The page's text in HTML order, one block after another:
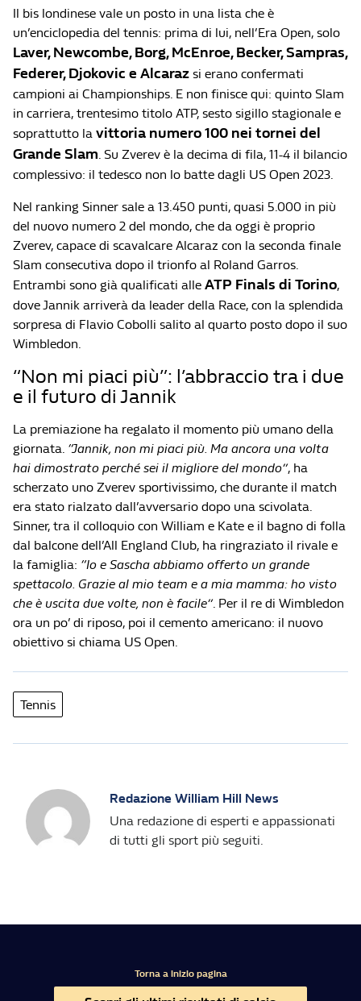
Il bis londinese vale un posto in una lista che è
un’enciclopedia del tennis: prima di lui, nell’Era Open, solo
Laver, Newcombe, Borg, McEnroe, Becker, Sampras,
Federer, Djokovic e Alcaraz si erano confermati
campioni ai Championships. E non finisce qui: quinto Slam
in carriera, trentesimo titolo ATP, sesto sigillo stagionale e
soprattutto la vittoria numero 100 nei tornei del
Grande Slam. Su Zverev è la decima di fila, 11-4 il bilancio
complessivo: il tedesco non lo batte dagli US Open 2023.
Nel ranking Sinner sale a 13.450 punti, quasi 5.000 in più
del nuovo numero 2 del mondo, che da oggi è proprio
Zverev, capace di scavalcare Alcaraz con la seconda finale
Slam consecutiva dopo il trionfo al Roland Garros.
Entrambi sono già qualificati alle ATP Finals di Torino,
dove Jannik arriverà da leader della Race, con la splendida
sorpresa di Flavio Cobolli salito al quarto posto dopo il suo
Wimbledon.
“Non mi piaci più”: l’abbraccio tra i due
e il futuro di Jannik
La premiazione ha regalato il momento più umano della
giornata. “Jannik, non mi piaci più. Ma ancora una volta
hai dimostrato perché sei il migliore del mondo”, ha
scherzato uno Zverev sportivissimo, che durante il match
era stato rialzato dall’avversario dopo una scivolata.
Sinner, tra il colloquio con William e Kate e il bagno di folla
dal balcone dell’All England Club, ha ringraziato il rivale e
la famiglia: “Io e Sascha abbiamo offerto un grande
spettacolo. Grazie al mio team e a mia mamma: ho visto
che è uscita due volte, non è facile”. Per il re di Wimbledon
ora un po’ di riposo, poi il cemento americano: il nuovo
obiettivo si chiama US Open.
Tennis
Redazione William Hill News
Una redazione di esperti e appassionati
di tutti gli sport più seguiti.
Torna a inizio pagina